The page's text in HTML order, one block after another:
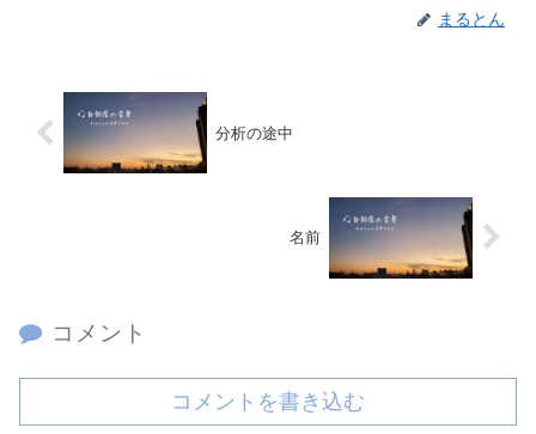
まるとん
分析の途中
名前
コメント
コメントを書き込む